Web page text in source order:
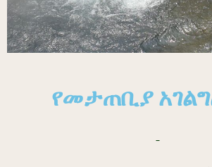
የመታጠቢያ